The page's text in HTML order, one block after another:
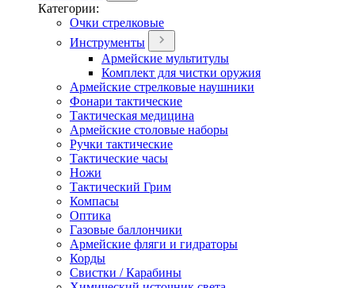
Категории:
Очки стрелковые
Инструменты
Армейские мультитулы
Комплект для чистки оружия
Армейские стрелковые наушники
Фонари тактические
Тактическая медицина
Армейские столовые наборы
Ручки тактические
Тактические часы
Ножи
Тактический Грим
Компасы
Оптика
Газовые баллончики
Армейские фляги и гидраторы
Корды
Свистки / Карабины